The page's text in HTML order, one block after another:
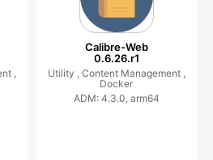
,
Calibre-Web
0.6.26.r1
Utility , Content Management ,
Docker
ADM: 4.3.0, arm64